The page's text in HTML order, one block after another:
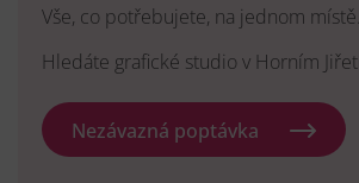
Vše, co potřebujete, na jednom místě.
Hledáte grafické studio v Horním
Nezávazná poptávka